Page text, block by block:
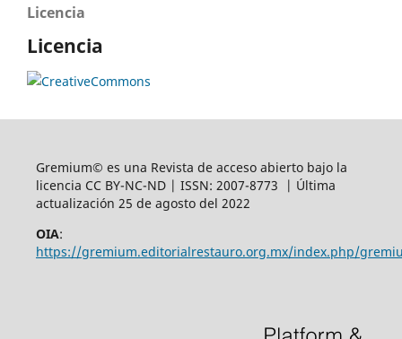
Licencia
Licencia
Gremium© es una Revista de acceso abierto bajo la
licencia CC BY-NC-ND | ISSN: 2007-8773 | Última
actualización 25 de agosto del 2022
OIA:
https://gremium.editorialrestauro.org.mx/index.php/